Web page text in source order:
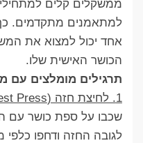
ממשקלים קלים
למתאמנים מתקדמים.
אחד יכול למצוא את
הכושר האישית שלו.
תרגילים מומלצים עם
1. לחיצת חזה (Chest Press):
שכבו על ספת כושר עם
לגובה החזה ודחפו